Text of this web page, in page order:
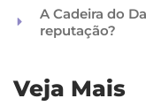
A Cadeira do
reputação?
Veja Mais